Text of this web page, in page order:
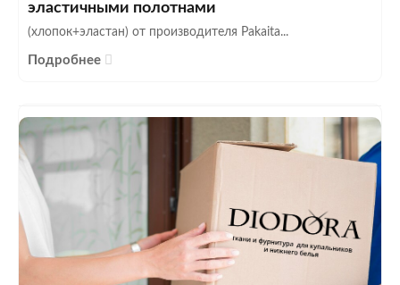
эластичными полотнами
(хлопок+эластан) от производителя Pakaita...
Подробнее